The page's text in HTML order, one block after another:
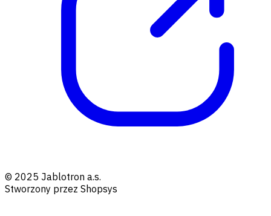
© 2025 Jablotron a.s.
Stworzony przez Shopsys